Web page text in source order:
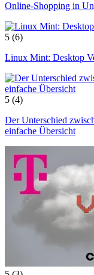
Online-Shopping in
5 (6)
Linux Mint: Desktop
5 (4)
Der Unterschied
einfache Übersicht